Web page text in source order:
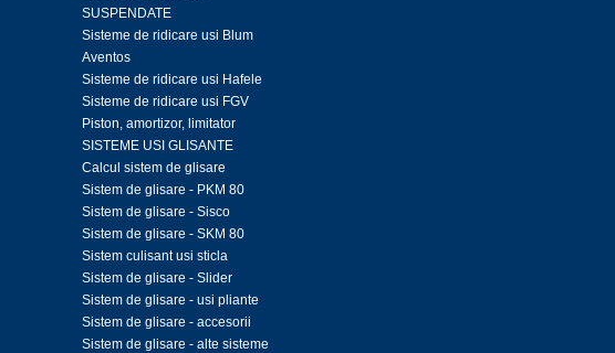
SUSPENDATE
Sisteme de ridicare usi Blum
Aventos
Sisteme de ridicare usi Hafele
Sisteme de ridicare usi FGV
Piston, amortizor, limitator
SISTEME USI GLISANTE
Calcul sistem de glisare
Sistem de glisare - PKM 80
Sistem de glisare - Sisco
Sistem de glisare - SKM 80
Sistem culisant usi sticla
Sistem de glisare - Slider
Sistem de glisare - usi pliante
Sistem de glisare - accesorii
Sistem de glisare - alte sisteme